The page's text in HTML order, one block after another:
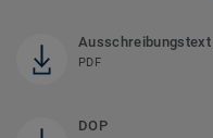
PDF
DOP